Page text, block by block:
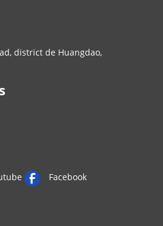
district de Huangdao,
Facebook